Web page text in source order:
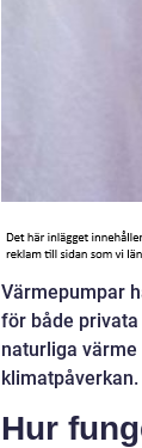
Värmepumpar
för både
naturliga
klimatpåverkan.
Hur